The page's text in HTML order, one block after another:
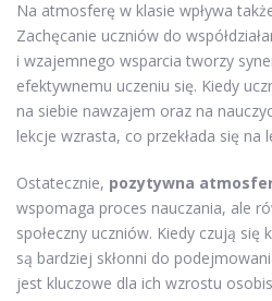
Na atmosferę w klasie wpływa
Zachęcanie uczniów do
i wzajemnego wsparcia tworzy
efektywnemu uczeniu się. Kiedy
na siebie nawzajem oraz na
lekcje wzrasta, co przekłada się na
Ostatecznie, pozytywna
wspomaga proces nauczania, ale
społeczny uczniów. Kiedy czują
są bardziej skłonni do
jest kluczowe dla ich wzrostu